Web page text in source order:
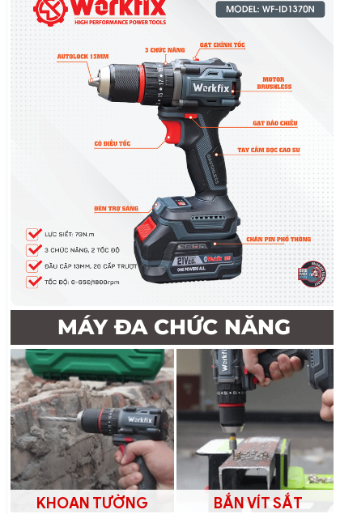
MÁY ĐA CHỨC NĂNG
KHOAN TƯỜNG BẮN VÍT SẮT